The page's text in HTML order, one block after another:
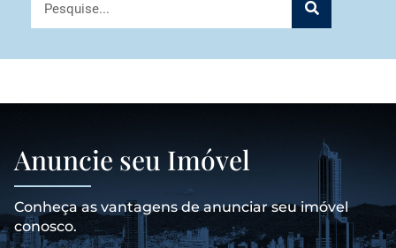
Anuncie seu Imóvel
Conheça as vantagens de anunciar seu imóvel
conosco.